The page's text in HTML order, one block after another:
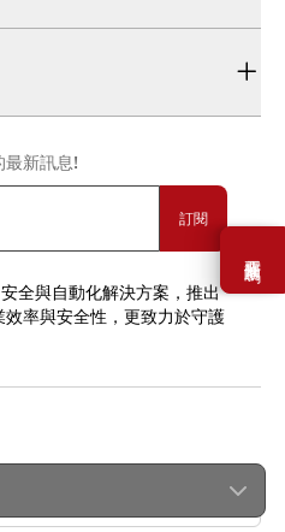
需要幫助嗎？
最新訊息!
訂閱
全與自動化解決方案，推出
率與安全性，更致力於守護